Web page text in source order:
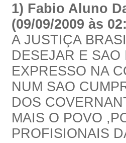
1) Fabio Aluno
(09/09/2009 às
A JUSTIÇA
DESEJAR E SAO
EXPRESSO NA
NUM SAO
DOS
MAIS O POVO
PROFISIONAIS